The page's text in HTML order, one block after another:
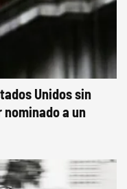
Unidos sin
a un